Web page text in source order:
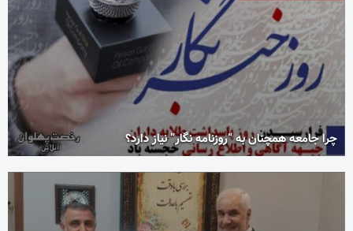
چرا جامعه همچنان به “روزنامه نگار” نیاز دارد؟